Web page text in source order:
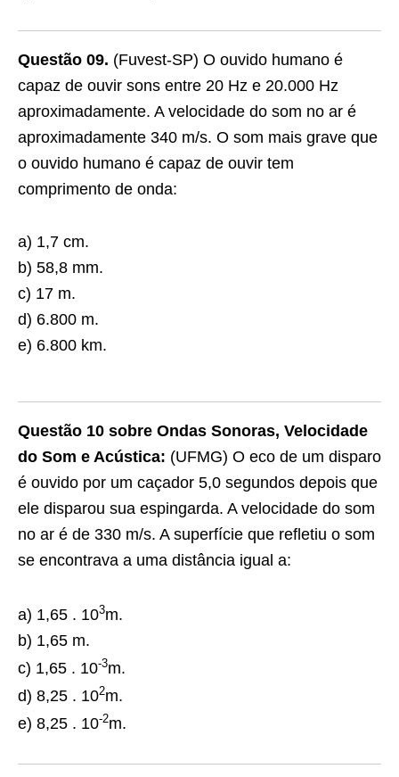
Questão 09. (Fuvest-SP) O ouvido humano é
capaz de ouvir sons entre 20 Hz e 20.000 Hz
aproximadamente. A velocidade do som no ar é
aproximadamente 340 m/s. O som mais grave que
o ouvido humano é capaz de ouvir tem
comprimento de onda:
a) 1,7 cm.
b) 58,8 mm.
c) 17 m.
d) 6.800 m.
e) 6.800 km.
Questão 10 sobre Ondas Sonoras, Velocidade
do Som e Acústica: (UFMG) O eco de um disparo
é ouvido por um caçador 5,0 segundos depois que
ele disparou sua espingarda. A velocidade do som
no ar é de 330 m/s. A superfície que reﬂetiu o som
se encontrava a uma distância igual a:
a) 1,65 . 103m.
b) 1,65 m.
c) 1,65 . 10-3m.
d) 8,25 . 102m.
e) 8,25 . 10-2m.